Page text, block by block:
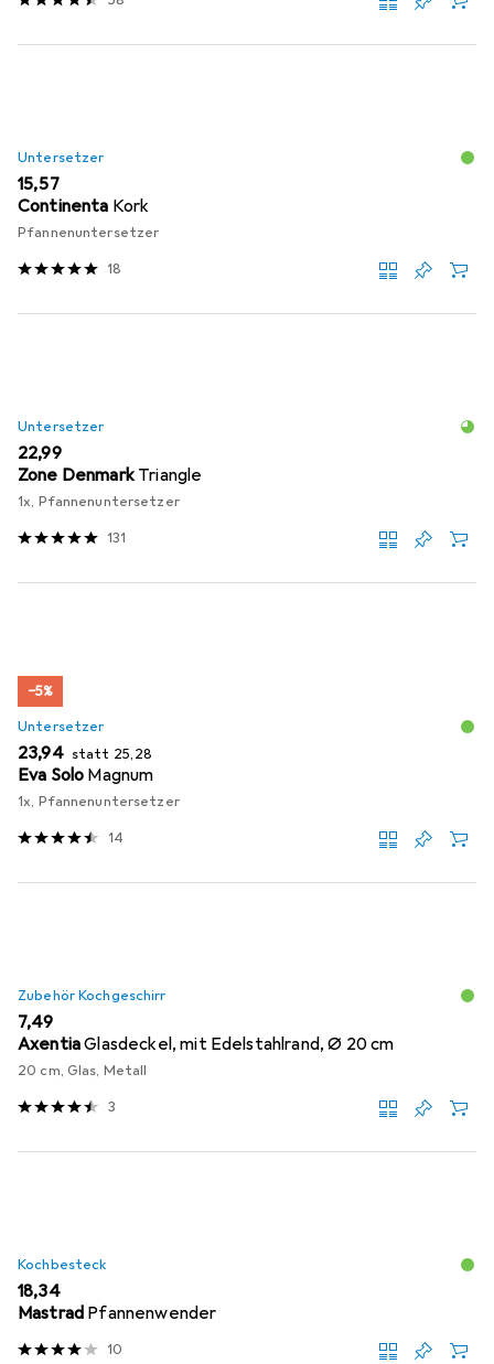
Untersetzer
EUR
15,57
Continenta Kork
Pfannenuntersetzer
18
Untersetzer
EUR
22,99
Zone Denmark Triangle
1x, Pfannenuntersetzer
131
−5%
Untersetzer
EUR
23,94 statt EUR
25,28
Eva Solo Magnum
1x, Pfannenuntersetzer
14
Zubehör Kochgeschirr
EUR
7,49
AxentiaGlasdeckel, mit Edelstahlrand, Ø 20 cm
20 cm, Glas, Metall
3
Kochbesteck
EUR
18,34
Mastrad Pfannenwender
10